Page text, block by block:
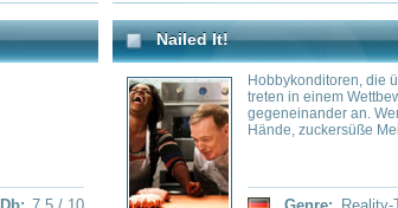
along with interviews with patients, who will reveal details
behind how did it happen.
Genre: Reality-TV IMDb:7.2 / 10
Catfish - Verliebte im Netz
Ein „Catfish“ ist jemand, der online vorgibt anders zu sein,
als er in Wirklichkeit ist. Die Sendung beschäftigt sich mit
den Wahrheiten und Lügen beim Online-Dating.